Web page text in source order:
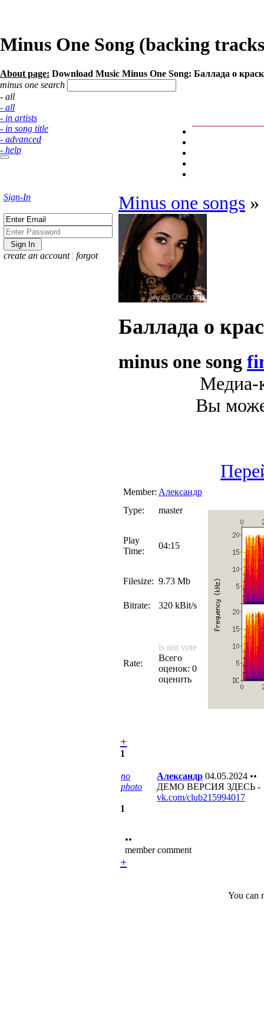
Minus One Song (backing
About page: Download Music Minus One Song: Баллада о
minus one search
- all
- all
- in artists
- in song title
- advanced
- help
Sign-In
create an account ¦ forgot
Minus one songs »
Баллада о
minus one song
Медиа-
Вы
Member: Александр
Type:
master
Play
Time:
04:15
Filesize: 9.73 Mb
Bitrate: 320 kBit/s
Rate:
is not vote
Всего
оценок: 0
оценить
+
1
no
photo
Александр 04.05.2024 ••
ДЕМО ВЕРСИЯ ЗДЕСЬ -
vk.com/club215994017
1
••
member comment
+
You can